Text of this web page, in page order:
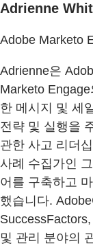
Adrienne
Adobe Marketo
Adrienne은
Marketo
한 메시지 및 세
전략 및 실행을
관한 사고 리더
사례 수집가인
어를 구축하고
했습니다.
및 관리 분야의